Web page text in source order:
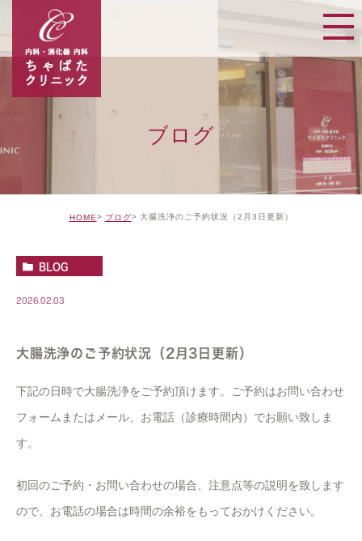
ブログ
HOME ブログ 大腸洗浄のご予約状況（2月3日更新）
BLOG
2026.02.03
大腸洗浄のご予約状況（2月3日更新）
下記の日時で大腸洗浄をご予約頂けます。ご予約はお問い合わせ
フォームまたはメール、お電話（診療時間内）でお願い致しま
す。
初回のご予約・お問い合わせの場合、注意点等の説明を致します
ので、お電話の場合は時間の余裕をもっておかけください。